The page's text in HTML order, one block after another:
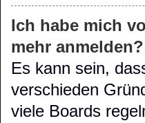
Ich habe mich
mehr
Es kann sein,
verschieden
viele Boards